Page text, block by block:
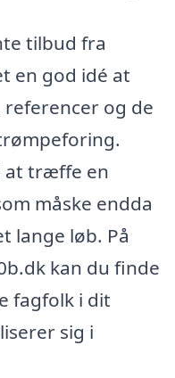
tilbud fra
en god idé at
og de
at træffe en
måske endda
lange løb. På
kan du finde
fagfolk i dit
sig i